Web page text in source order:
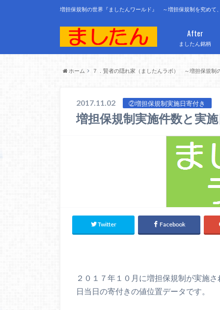
増担保規制の世界『ましたんワールド』 ～増担保規制を究めて
ましたん銘柄
After
ホーム ７．賢者の隠れ家（ましたんラボ） ～増担保規制
2017.11.02 ②増担保規制実施日寄付き
増担保規制実施件数と実
Twitter Facebook
２０１７年１０月に増担保規制が実施
日当日の寄付きの値位置データです。